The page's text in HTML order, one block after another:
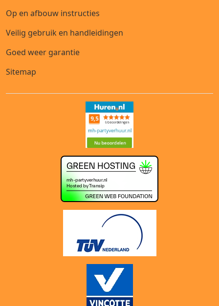
Op en afbouw instructies
Veilig gebruik en handleidingen
Goed weer garantie
Sitemap